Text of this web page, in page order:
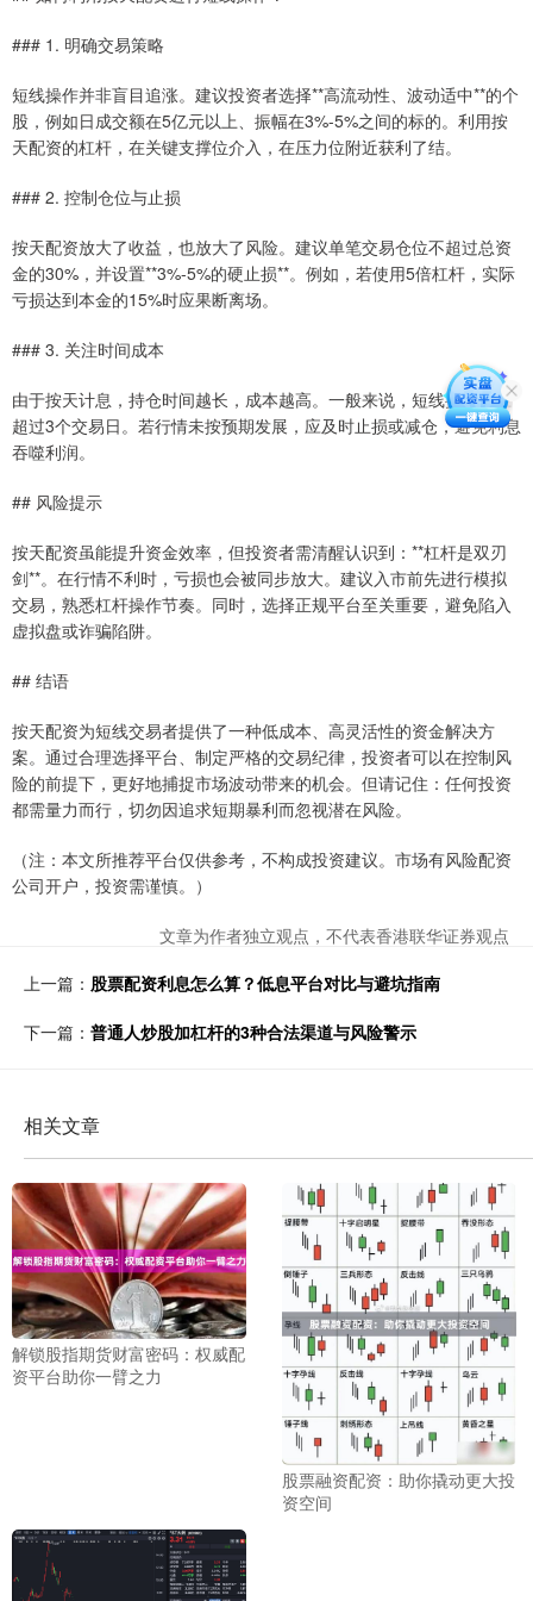
### 1. 明确交易策略
短线操作并非盲目追涨。建议投资者选择**高流动性、波动适中**的个
股，例如日成交额在5亿元以上、振幅在3%-5%之间的标的。利用按
天配资的杠杆，在关键支撑位介入，在压力位附近获利了结。
### 2. 控制仓位与止损
按天配资放大了收益，也放大了风险。建议单笔交易仓位不超过总资
金的30%，并设置**3%-5%的硬止损**。例如，若使用5倍杠杆，实际
亏损达到本金的15%时应果断离场。
### 3. 关注时间成本
由于按天计息，持仓时间越长，成本越高。一般来说，短线持仓不应
超过3个交易日。若行情未按预期发展，应及时止损或减仓，避免利息
吞噬利润。
## 风险提示
按天配资虽能提升资金效率，但投资者需清醒认识到：**杠杆是双刃
剑**。在行情不利时，亏损也会被同步放大。建议入市前先进行模拟
交易，熟悉杠杆操作节奏。同时，选择正规平台至关重要，避免陷入
虚拟盘或诈骗陷阱。
## 结语
按天配资为短线交易者提供了一种低成本、高灵活性的资金解决方
案。通过合理选择平台、制定严格的交易纪律，投资者可以在控制风
险的前提下，更好地捕捉市场波动带来的机会。但请记住：任何投资
都需量力而行，切勿因追求短期暴利而忽视潜在风险。
（注：本文所推荐平台仅供参考，不构成投资建议。市场有风险配资
公司开户，投资需谨慎。）
文章为作者独立观点，不代表香港联华证券观点
上一篇： 股票配资利息怎么算？低息平台对比与避坑指南
下一篇： 普通人炒股加杠杆的3种合法渠道与风险警示
相关文章
解锁股指期货财富密码：权威配
资平台助你一臂之力
股票融资配资：助你撬动更大投
资空间